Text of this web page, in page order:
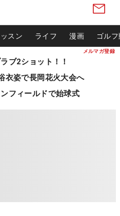
メルマガ登録
スン ライフ 漫画 ゴル
ブ2ショット！！
衣姿で長岡花火大会へ
フィールドで始球式